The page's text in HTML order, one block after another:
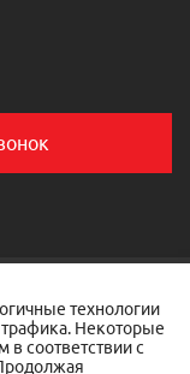
технологии
Некоторые
в соответствии с